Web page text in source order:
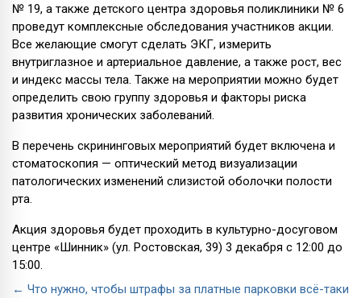
№ 19, а также детского центра здоровья поликлиники № 6
проведут комплексные обследования участников акции.
Все желающие смогут сделать ЭКГ, измерить
внутриглазное и артериальное давление, а также рост, вес
и индекс массы тела. Также на мероприятии можно будет
определить свою группу здоровья и факторы риска
развития хронических заболеваний.
В перечень скрининговых мероприятий будет включена и
стоматоскопия — оптический метод визуализации
патологических изменений слизистой оболочки полости
рта.
Акция здоровья будет проходить в культурно-досуговом
центре «Шинник» (ул. Ростовская, 39) 3 декабря с 12:00 до
15:00.
← Что нужно, чтобы штрафы за платные парковки всё-таки